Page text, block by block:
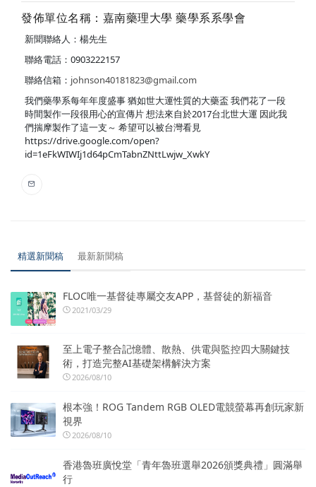
發佈單位名稱：嘉南藥理大學 藥學系系學會
新聞聯絡人：楊先生
聯絡電話：0903222157
聯絡信箱： johnson40181823@gmail.com
我們藥學系每年年度盛事 猶如世大運性質的大藥盃 我們花了一段
時間製作一段很用心的宣傳片 想法來自於2017台北世大運 因此我
們揣摩製作了這一支～ 希望可以被台灣看見
https://drive.google.com/open?
id=1eFkWIWIj1d64pCmTabnZNttLwjw_XwkY
精選新聞稿 最新新聞稿
FLOC唯一基督徒專屬交友APP，基督徒的新福音
2021/03/29
至上電子整合記憶體、散熱、供電與監控四大關鍵技
術，打造完整AI基礎架構解決方案
2026/08/10
根本強！ROG Tandem RGB OLED電競螢幕再創玩家新
視界
2026/08/10
香港魯班廣悅堂「青年魯班選舉2026頒獎典禮」圓滿舉
行